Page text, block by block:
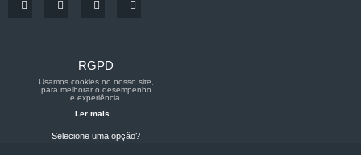
RGPD
Usamos cookies no nosso site,
para melhorar o desempenho
e experiência.
Ler mais...
Selecione uma opção?